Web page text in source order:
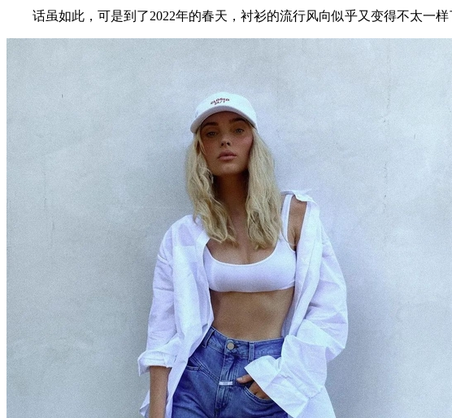
话虽如此，可是到了2022年的春天，衬衫的流行风向似乎又变得不太一样